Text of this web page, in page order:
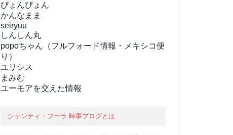
ぴょんぴょん
かんなまま
seiryuu
しんしん丸
popoちゃん（フルフォード情報・メキシコ便
り）
ユリシス
まみむ
ユーモアを交えた情報
シャンティ・フーラ 時事ブログとは